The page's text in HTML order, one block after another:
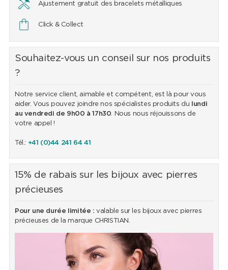
Ajustement gratuit des bracelets métalliques
Click & Collect
Souhaitez-vous un conseil sur nos produits
?
Notre service client, aimable et compétent, est là pour vous
aider. Vous pouvez joindre nos spécialistes produits du
lundi
au vendredi de 9h00 à 17h30. Nous nous réjouissons de
votre appel !
Tél.: +41 (0)44 241 64 41
15% de rabais sur les bijoux avec pierres
précieuses
Pour une durée limitée : valable sur les bijoux avec pierres
précieuses de la marque CHRISTIAN.